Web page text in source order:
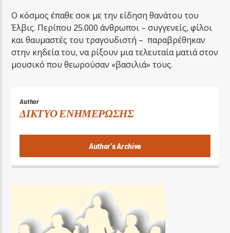
Ο κόσμος έπαθε σοκ με την είδηση θανάτου του
Έλβις. Περίπου 25.000 άνθρωποι – συγγενείς, φίλοι
και θαυμαστές του τραγουδιστή – παραβρέθηκαν
στην κηδεία του, να ρίξουν μια τελευταία ματιά στον
μουσικό που θεωρούσαν «βασιλιά» τους.
Author
ΔΙΚΤΥΟ ΕΝΗΜΕΡΩΣΗΣ
Author's Archive